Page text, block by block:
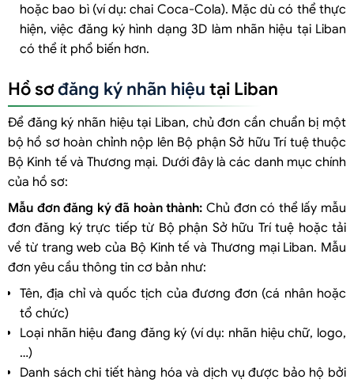
hoặc bao bì (ví dụ: chai Coca-Cola). Mặc dù có thể thực
hiện, việc đăng ký hình dạng 3D làm nhãn hiệu tại Liban
có thể ít phổ biến hơn.
Hồ sơđăng ký nhãn hiệu tại Liban
Để đăng ký nhãn hiệu tại Liban, chủ đơn cần chuẩn bị một
bộ hồ sơ hoàn chỉnh nộp lên Bộ phận Sở hữu Trí tuệ thuộc
Bộ Kinh tế và Thương mại. Dưới đây là các danh mục chính
của hồ sơ:
Mẫu đơn đăng ký đã hoàn thành: Chủ đơn có thể lấy mẫu
đơn đăng ký trực tiếp từ Bộ phận Sở hữu Trí tuệ hoặc tải
về từ trang web của Bộ Kinh tế và Thương mại Liban. Mẫu
đơn yêu cầu thông tin cơ bản như:
Tên, địa chỉ và quốc tịch của đương đơn (cá nhân hoặc
tổ chức)
Loại nhãn hiệu đang đăng ký (ví dụ: nhãn hiệu chữ, logo,
…)
Danh sách chi tiết hàng hóa và dịch vụ được bảo hộ bởi